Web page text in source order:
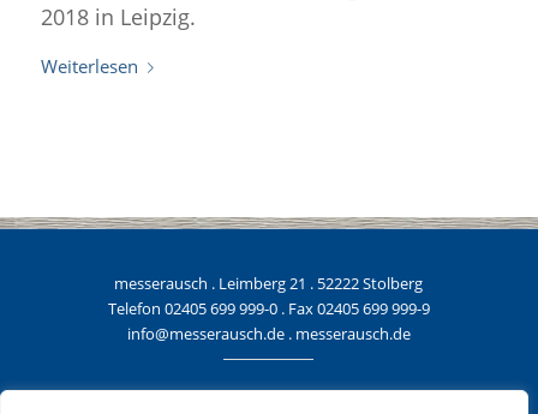
2018 in Leipzig.
Weiterlesen
messerausch . Leimberg 21 . 52222 Stolberg
Telefon 02405 699 999-0. Fax 02405 699 999-9
info@messerausch.de. messerausch.de